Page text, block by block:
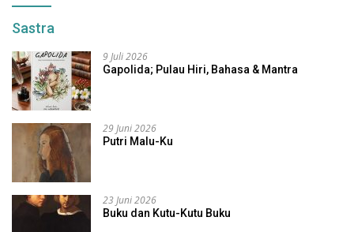
Sastra
9 Juli 2026
Gapolida; Pulau Hiri, Bahasa & Mantra
29 Juni 2026
Putri Malu-Ku
23 Juni 2026
Buku dan Kutu-Kutu Buku